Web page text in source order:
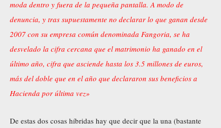
moda dentro y fuera de la pequeña pantalla. A modo de
denuncia, y tras supuestamente no declarar lo que ganan desde
2007 con su empresa común denominada Fangoria, se ha
desvelado la cifra cercana que el matrimonio ha ganado en el
último año, cifra que asciende hasta los 3.5 millones de euros,
más del doble que en el año que declararon sus beneficios a
Hacienda por última vez»
De estas dos cosas híbridas hay que decir que la una (bastante